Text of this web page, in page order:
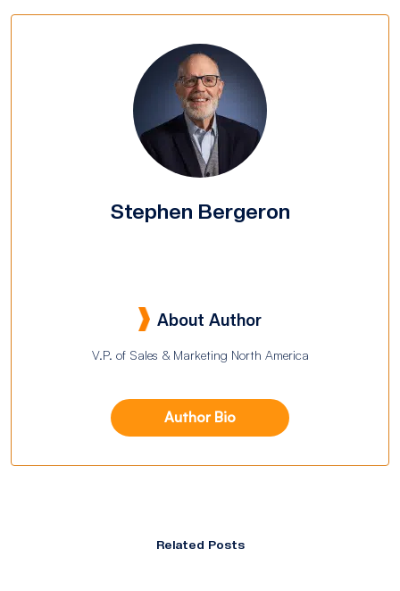
Stephen Bergeron
About Author
V.P. of Sales & Marketing North America
Author Bio
Related Posts